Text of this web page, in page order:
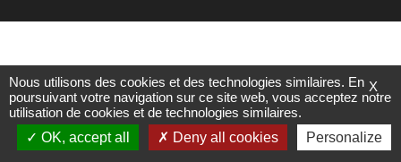
X
Nous utilisons des cookies et des technologies similaires. En
poursuivant votre navigation sur ce site web, vous acceptez notre
utilisation de cookies et de technologies similaires.
OK, accept all
Deny all cookies Personalize